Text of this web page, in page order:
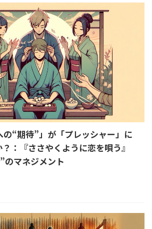
の“期待”」が「プレッシャー」に
：『ささやくように恋を唄う』
のマネジメント